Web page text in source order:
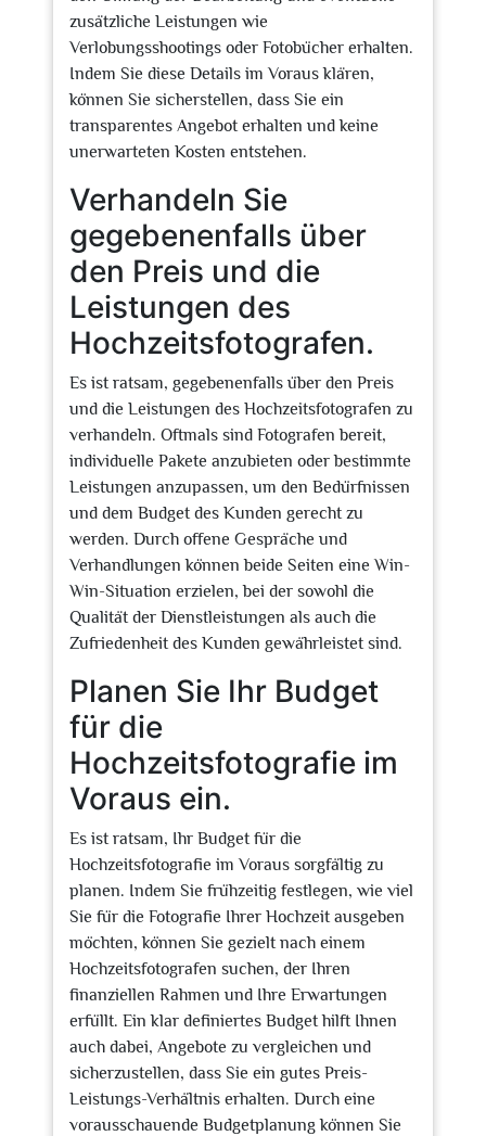
zusätzliche Leistungen wie
Verlobungsshootings oder Fotobücher erhalten.
Indem Sie diese Details im Voraus klären,
können Sie sicherstellen, dass Sie ein
transparentes Angebot erhalten und keine
unerwarteten Kosten entstehen.
Verhandeln Sie
gegebenenfalls über
den Preis und die
Leistungen des
Hochzeitsfotografen.
Es ist ratsam, gegebenenfalls über den Preis
und die Leistungen des Hochzeitsfotografen zu
verhandeln. Oftmals sind Fotografen bereit,
individuelle Pakete anzubieten oder bestimmte
Leistungen anzupassen, um den Bedürfnissen
und dem Budget des Kunden gerecht zu
werden. Durch offene Gespräche und
Verhandlungen können beide Seiten eine Win-
Win-Situation erzielen, bei der sowohl die
Qualität der Dienstleistungen als auch die
Zufriedenheit des Kunden gewährleistet sind.
Planen Sie Ihr Budget
für die
Hochzeitsfotografie im
Voraus ein.
Es ist ratsam, Ihr Budget für die
Hochzeitsfotografie im Voraus sorgfältig zu
planen. Indem Sie frühzeitig festlegen, wie viel
Sie für die Fotografie Ihrer Hochzeit ausgeben
möchten, können Sie gezielt nach einem
Hochzeitsfotografen suchen, der Ihren
finanziellen Rahmen und Ihre Erwartungen
erfüllt. Ein klar definiertes Budget hilft Ihnen
auch dabei, Angebote zu vergleichen und
sicherzustellen, dass Sie ein gutes Preis-
Leistungs-Verhältnis erhalten. Durch eine
vorausschauende Budgetplanung können Sie